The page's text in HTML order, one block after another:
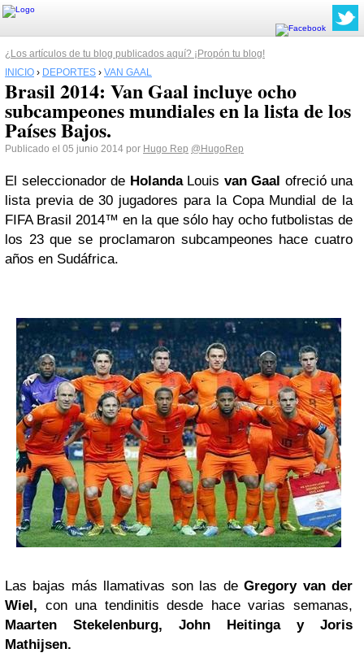
¿Los artículos de tu blog publicados aquí? ¡Propón tu blog!
INICIO › DEPORTES › VAN GAAL
Brasil 2014: Van Gaal incluye ocho
subcampeones mundiales en la lista de los
Países Bajos.
Publicado el 05 junio 2014 por Hugo Rep @HugoRep
El seleccionador de HolandaLouis van Gaal ofreció una
lista previa de 30 jugadores para la Copa Mundial de la
FIFA Brasil 2014™ en la que sólo hay ocho futbolistas de
los 23 que se proclamaron subcampeones hace cuatro
años en Sudáfrica.
Las bajas más llamativas son las deGregory van der
Wiel, con una tendinitis desde hace varias semanas,
Maarten Stekelenburg, John Heitinga y Joris
Mathijsen.